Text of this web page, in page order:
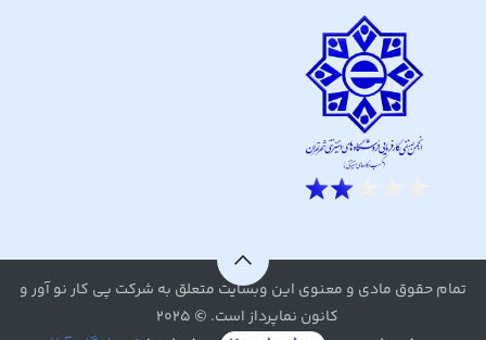
تمام حقوق مادی و معنوی این وبسایت متعلق به شرکت پی کار نو آور و
کانون نماپرداز است. © ۲۰۲۵